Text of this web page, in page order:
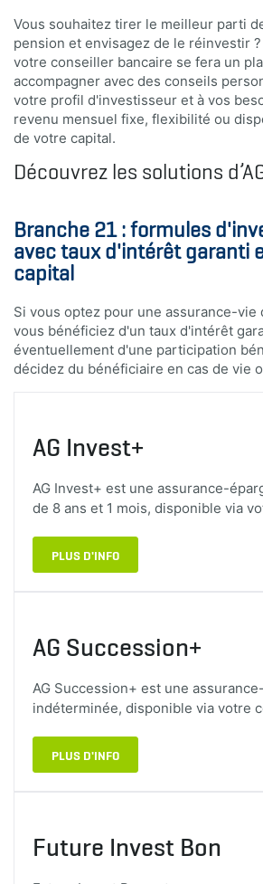
Vous souhaitez tirer le meilleur parti
pension et envisagez de le réinvestir
votre conseiller bancaire se fera un
accompagner avec des conseils
votre profil d'investisseur et à vos
revenu mensuel fixe, flexibilité ou
de votre capital.
Découvrez les solutions
Branche 21 : formules
avec taux d'intérêt garanti
capital
Si vous optez pour une assurance-vie
vous bénéficiez d'un taux d'intérêt
éventuellement d'une participation
décidez du bénéficiaire en cas de vie
AG Invest+
AG Invest+ est une assurance-
de 8 ans et 1 mois, disponible via
PLUS D'INFO
AG Succession+
AG Succession+ est une
indéterminée, disponible via votre
PLUS D'INFO
Future Invest Bon